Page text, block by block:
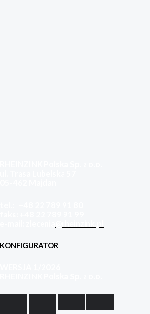
KONFIGURATOR